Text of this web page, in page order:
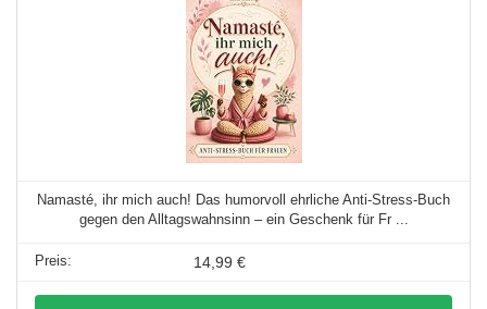
Namasté, ihr mich auch! Das humorvoll ehrliche Anti-Stress-Buch
gegen den Alltagswahnsinn – ein Geschenk für Fr ...
14,99 €